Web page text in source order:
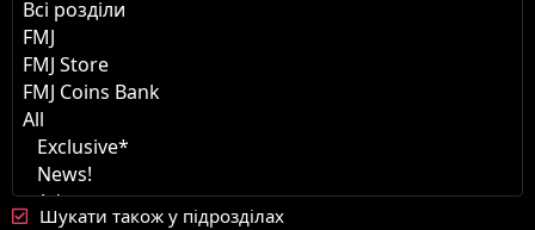
Шукати також у підрозділах